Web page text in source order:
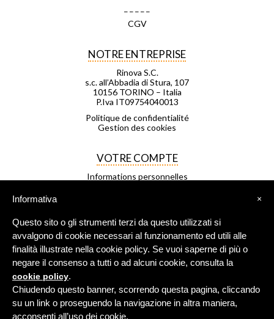
CGV
NOTRE ENTREPRISE
Rinova S.C.
s.c. all’Abbadia di Stura, 107
10156 TORINO – Italia
P.Iva IT09754040013
Politique de confidentialité
Gestion des cookies
VOTRE COMPTE
Informations personnelles
Mes listes d'envies
Mes alertes
FRANCHISAGE
Negozio Leggero est un réseau de
magasins franchisés.
Pour plus d’informationscliquez ici .
×
Informativa
Questo sito o gli strumenti terzi da questo utilizzati si
avvalgono di cookie necessari al funzionamento ed utili alle
finalità illustrate nella cookie policy. Se vuoi saperne di più o
negare il consenso a tutti o ad alcuni cookie, consulta la
cookie policy.
Chiudendo questo banner, scorrendo questa pagina, cliccando
su un link o proseguendo la navigazione in altra maniera,
acconsenti all’uso dei cookie.